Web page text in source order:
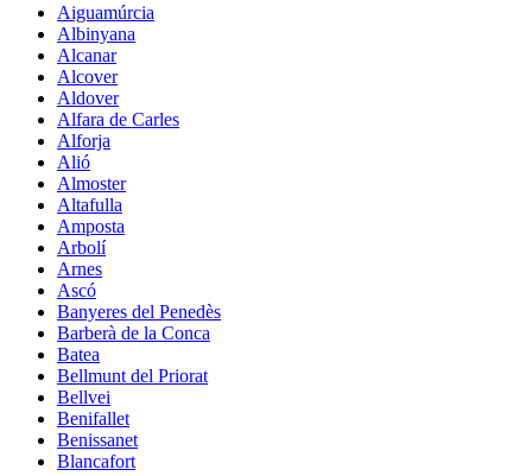
Aiguamúrcia
Albinyana
Alcanar
Alcover
Aldover
Alfara de Carles
Alforja
Alió
Almoster
Altafulla
Amposta
Arbolí
Arnes
Ascó
Banyeres del Penedès
Barberà de la Conca
Batea
Bellmunt del Priorat
Bellvei
Benifallet
Benissanet
Blancafort